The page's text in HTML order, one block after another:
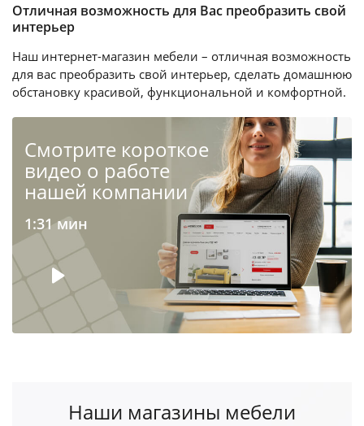
Отличная возможность для Вас преобразить свой
интерьер
Наш интернет-магазин мебели – отличная возможность
для вас преобразить свой интерьер, сделать домашнюю
обстановку красивой, функциональной и комфортной.
Cмотрите короткое
видео о работе
нашей компании
1:31 мин
Наши магазины мебели